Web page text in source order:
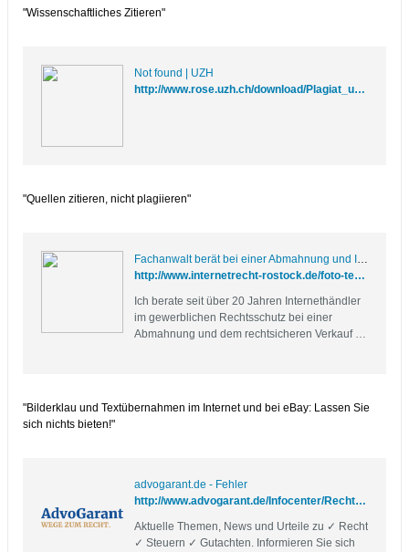
"Wissenschaftliches Zitieren"
Not found | UZH
http://www.rose.uzh.ch/download/Plagiat_unijournal_2006_4.pdf
"Quellen zitieren, nicht plagiieren"
Fachanwalt berät bei einer Abmahnung und Ihren Onlineverkauf
http://www.internetrecht-rostock.de/foto-text-urheberrecht.htm
Ich berate seit über 20 Jahren Internethändler
im gewerblichen Rechtsschutz bei einer
Abmahnung und dem rechtsicheren Verkauf im
"Bilderklau und Textübernahmen im Internet und bei eBay: Lassen Sie
sich nichts bieten!"
advogarant.de - Fehler
http://www.advogarant.de/Infocenter/Rechtsinfo/Verbraucherrecht/Allgemein/Internetforen.html
Aktuelle Themen, News und Urteile zu ✓ Recht
✓ Steuern ✓ Gutachten. Informieren Sie sich